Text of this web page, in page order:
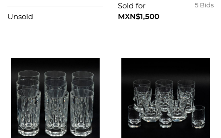
diversa Consta de 1...
Unsold
Decoración facetada
Servicio abierto: 6
5 Bids
Sold for
MXN$1,500